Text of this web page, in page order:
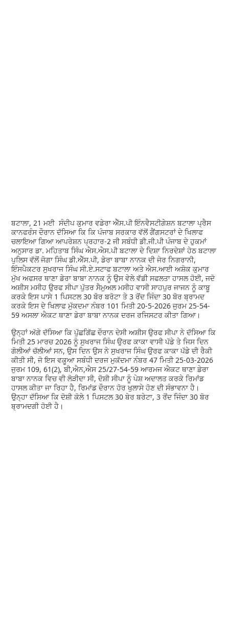
ਬਟਾਲਾ, 21 ਮਈ ਸੰਦੀਪ ਕੁਮਾਰ ਵਡੇਰਾ ਐੱਸ.ਪੀ ਇੰਨਵੈਸਟੀਗੇਸ਼ਨ ਬਟਾਲਾ ਪ੍ਰੈਸ
ਕਾਨਫਰੰਸ ਦੌਰਾਨ ਦੱਸਿਆ ਕਿ ਕਿ ਪੰਜਾਬ ਸਰਕਾਰ ਵੱਲੋਂ ਗੈਂਗਸਟਰਾਂ ਦੇ ਖਿਲਾਫ
ਚਲਾਇਆ ਗਿਆ ਆਪਰੇਸ਼ਨ ਪ੍ਰਹਾਰ-2 ਜੀ ਸਬੰਧੀ ਡੀ.ਜੀ.ਪੀ ਪੰਜਾਬ ਦੇ ਹੁਕਮਾਂ
ਅਨੁਸਾਰ ਡਾ. ਮਹਿਤਾਬ ਸਿੰਘ ਐਸ.ਐਸ.ਪੀ ਬਟਾਲਾ ਦੇ ਦਿਸ਼ਾ ਨਿਰਦੇਸ਼ਾਂ ਹੇਠ ਬਟਾਲਾ
ਪੁਲਿਸ ਵੱਲੋਂ ਜੋਗਾ ਸਿੰਘ ਡੀ.ਐੱਸ.ਪੀ, ਡੇਰਾ ਬਾਬਾ ਨਾਨਕ ਦੀ ਜੇਰ ਨਿਗਰਾਨੀ,
ਇੰਸਪੈਕਟਰ ਸੁਖਰਾਜ ਸਿੰਘ ਸੀ.ਏ.ਸਟਾਫ ਬਟਾਲਾ ਅਤੇ ਐਸ.ਆਈ ਅਸ਼ੋਕ ਕੁਮਾਰ
ਮੁੱਖ ਅਫਸਰ ਥਾਣਾ ਡੇਰਾ ਬਾਬਾ ਨਾਨਕ ਨੂੰ ਉਸ ਵੇਲੇ ਵੱਡੀ ਸਫਲਤਾ ਹਾਸਲ ਹੋਈ, ਜਦੋ
ਅਸ਼ੀਸ ਮਸੀਹ ਉਰਫ ਸੀਪਾ ਪੁੱਤਰ ਸੈਮੁਅਲ ਮਸੀਹ ਵਾਸੀ ਸਾਹਪੁਰ ਜਾਜਨ ਨੂੰ ਕਾਬੂ
ਕਰਕੇ ਇਸ ਪਾਸੇ 1 ਪਿਸਟਲ 30 ਬੋਰ ਬਰੋਟਾ ਤੇ 3 ਰੋਂਦ ਜਿੰਦਾ 30 ਬੋਰ ਬ੍ਰਾਮਦ
ਕਰਕੇ ਇਸ ਦੇ ਖਿਲਾਫ ਮੁੱਕਦਮਾ ਨੰਬਰ 101 ਮਿਤੀ 20-5-2026 ਜੁਰਮ 25-54-
59 ਅਸਲਾ ਐਕਟ ਥਾਣਾ ਡੇਰਾ ਬਾਬਾ ਨਾਨਕ ਦਰਜ ਰਜਿਸਟਰ ਕੀਤਾ ਗਿਆ।
ਉਨ੍ਹਾਂ ਅੱਗੇ ਦੱਸਿਆ ਕਿ ਪੁੱਛਗਿੱਛ ਦੌਰਾਨ ਦੇਸੀ ਅਸ਼ੀਸ ਉਰਫ ਸੀਪਾ ਨੇ ਦੱਸਿਆ ਕਿ
ਮਿਤੀ 25 ਮਾਰਚ 2026 ਨੂੰ ਸੁਖਰਾਜ ਸਿੰਘ ਉਰਫ ਕਾਕਾ ਵਾਸੀ ਪੱਡੇ ਤੇ ਜਿਸ ਦਿਨ
ਗੋਲੀਆਂ ਚੱਲੀਆਂ ਸਨ, ਉਸ ਦਿਨ ਉਸ ਨੇ ਸੁਖਰਾਜ ਸਿੰਘ ਉਰਫ ਕਾਕਾ ਪੱਡੇ ਦੀ ਰੈਕੀ
ਕੀਤੀ ਸੀ, ਜੋ ਇਸ ਵਕੂਆ ਸਬੰਧੀ ਦਰਜ ਮੁਕੱਦਮਾ ਨੰਬਰ 47 ਮਿਤੀ 25-03-2026
ਜੁਰਮ 109, 61(2), ਬੀ,ਐਨ,ਐਸ 25/27-54-59 ਆਰਮਜ ਐਕਟ ਥਾਣਾ ਡੇਰਾ
ਬਾਬਾ ਨਾਨਕ ਵਿਚ ਵੀ ਲੋੜੀਦਾ ਸੀ, ਦੋਸ਼ੀ ਸੀਪਾ ਨੂੰ ਪੇਸ਼ ਅਦਾਲਤ ਕਰਕੇ ਰਿਮਾਂਡ
ਹਾਸਲ ਕੀਤਾ ਜਾ ਰਿਹਾ ਹੈ, ਰਿਮਾਂਡ ਦੌਰਾਨ ਹੋਰ ਖੁਲਾਸੇ ਹੋਣ ਦੀ ਸੰਭਾਵਨਾ ਹੈ।
ਉਨ੍ਹਾ ਦੱਸਿਆ ਕਿ ਦੋਸ਼ੀ ਕੋਲੇ 1 ਪਿਸਟਲ 30 ਬੇਰ ਬਰੇਟਾ, 3 ਰੋਂਦ ਜਿੰਦਾ 30 ਬੋਰ
ਬ੍ਰਾਮਦਗੀ ਹੋਈ ਹੈ।